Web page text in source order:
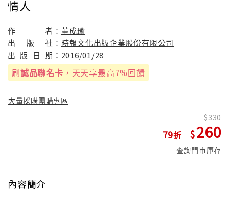
情人
作 者： 董成瑜
出
版 社： 時報文化出版企業股份有限公司
出 版 日 期： 2016/01/28
刷誠品聯名卡 ，天天享最高7%回饋
大量採購團購專區
79
330
260
查詢門市庫存
內容簡介